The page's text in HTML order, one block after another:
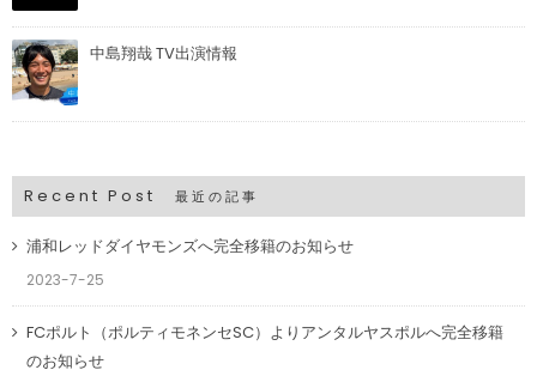
中島翔哉 TV出演情報
Recent Post 最近の記事
浦和レッドダイヤモンズへ完全移籍のお知らせ
2023-7-25
FCポルト（ポルティモネンセSC）よりアンタルヤスポルへ完全移籍
のお知らせ